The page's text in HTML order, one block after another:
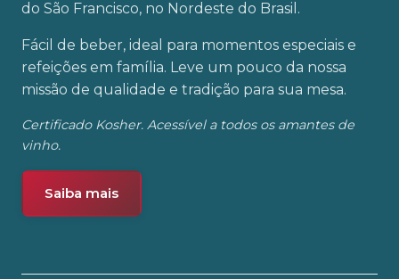
do São Francisco, no Nordeste do Brasil.
Fácil de beber, ideal para momentos especiais e
refeições em família. Leve um pouco da nossa
missão de qualidade e tradição para sua mesa.
Certificado Kosher. Acessível a todos os amantes de
vinho.
Saiba mais